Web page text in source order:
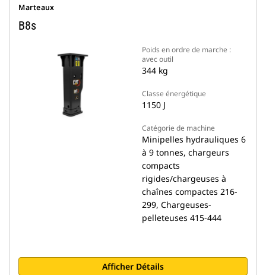
Marteaux
B8s
Poids en ordre de marche :
avec outil
344 kg
Classe énergétique
1150 J
Catégorie de machine
Minipelles hydrauliques 6
à 9 tonnes, chargeurs
compacts
rigides/chargeuses à
chaînes compactes 216-
299, Chargeuses-
pelleteuses 415-444
Afficher Détails